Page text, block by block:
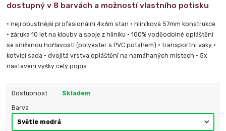
dostupný v 8 barvách a možností vlastního potisku
• nejrobustnější profesionální 4x6m stan • hliníková 57mm konstrukce
• záruka 10 let na klouby a spoje z hliníku • 100% voděodolné opláštění
se sníženou hořlavostí (polyester s PVC potahem) • transportní vaky •
kotvící sada • dvojitá vrstva opláštění na namáhaných místech • 5x
nastavení výškycelý popis
Dostupnost Skladem
Barva